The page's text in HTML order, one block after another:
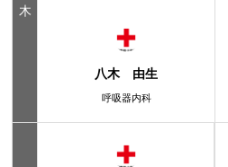
木
八木 由生
呼吸器内科